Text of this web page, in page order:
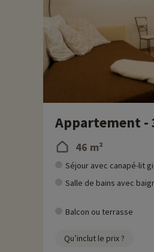
Appartement -
46 m²
Séjour avec canapé-lit
Salle de bains avec
Balcon ou terrasse
Qu’inclut le prix ?